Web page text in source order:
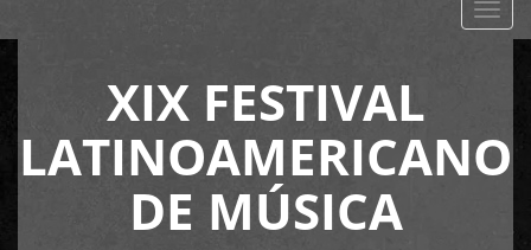
XIX FESTIVAL
LATINOAMERICANO
DE MÚSICA